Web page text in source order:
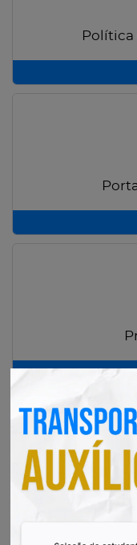
Política
Radar